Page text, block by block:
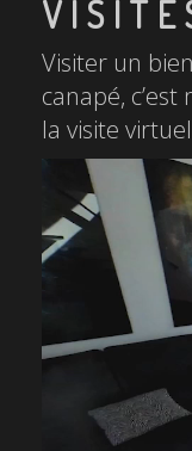
Visiter un
canapé,
la visite